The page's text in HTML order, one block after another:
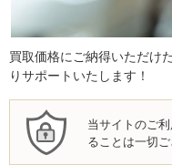
買取価格にご納得いただけ
りサポートいたします！
当サイトのご
ることは一切ご